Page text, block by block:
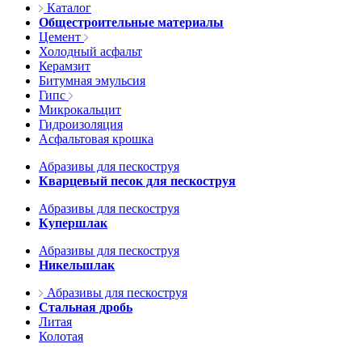
Каталог
Общестроительные материалы
Цемент
Холодный асфальт
Керамзит
Битумная эмульсия
Гипс
Микрокальцит
Гидроизоляция
Асфальтовая крошка
Абразивы для пескоструя
Кварцевый песок для пескоструя
Абразивы для пескоструя
Купершлак
Абразивы для пескоструя
Никельшлак
Абразивы для пескоструя
Стальная дробь
Литая
Колотая